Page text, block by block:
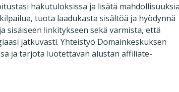
hakutuloksissa ja lisätä
tuota laadukasta sisältöä ja hyödynnä
sisäiseen linkitykseen sekä varmista, että
jatkuvasti. Yhteistyö Domainkeskuksen
ja tarjota luotettavan alustan affiliate-